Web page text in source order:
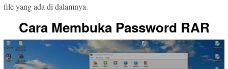
file yang ada di dalamnya.
Cara Membuka Password RAR